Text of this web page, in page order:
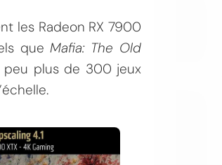
les Radeon RX 7900
queMafia: The Old
peu plus de 300 jeux